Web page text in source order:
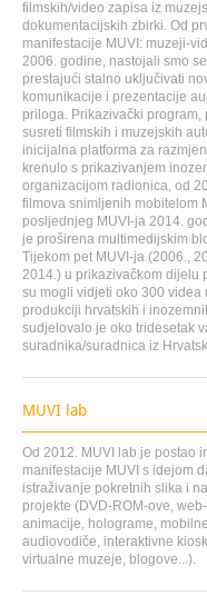
filmskih/video zapisa iz
dokumentacijskih zbirki. Od
manifestacije MUVI: muzeji-
2006. godine, nastojali smo
prestajući stalno uključivati
komunikacije i prezentacije
priloga. Prikazivački program,
susreti filmskih i muzejskih
inicijalna platforma za
krenulo s prikazivanjem
organizacijom radionica, od
filmova snimljenih mobitelom
posljednjeg MUVI-ja 2014.
je proširena multimedijskim
Tijekom pet MUVI-ja (2006.,
2014.) u prikazivačkom dijelu
su mogli vidjeti oko 300 videa
produkciji hrvatskih i
sudjelovalo je oko tridesetak
suradnika/suradnica iz
MUVI lab
Od 2012. MUVI lab je postao
manifestacije MUVI s idejom
istraživanje pokretnih slika i
projekte (DVD-ROM-ove,
animacije, holograme,
audiovodiče, interaktivne
virtualne muzeje, blogove...).